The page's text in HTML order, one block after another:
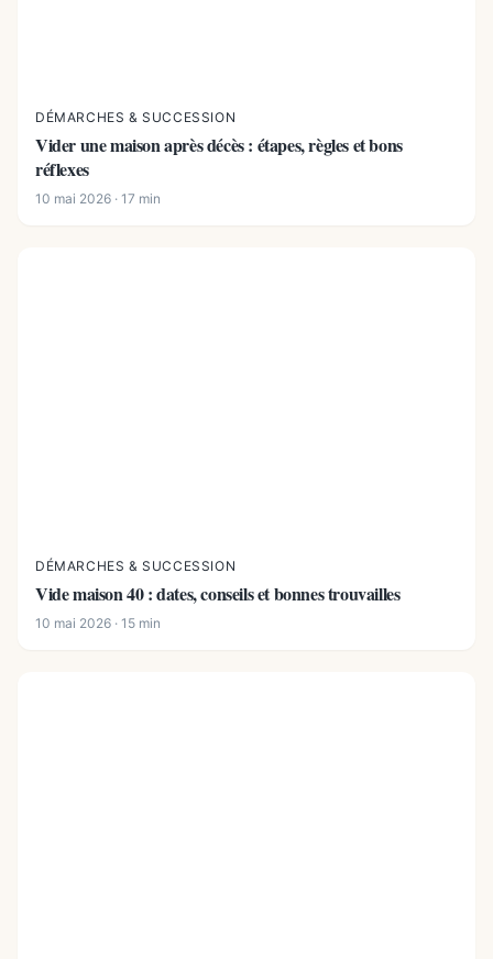
DÉMARCHES & SUCCESSION
Vider une maison après décès : étapes, règles et bons
réflexes
10 mai 2026 · 17 min
DÉMARCHES & SUCCESSION
Vide maison 40 : dates, conseils et bonnes trouvailles
10 mai 2026 · 15 min